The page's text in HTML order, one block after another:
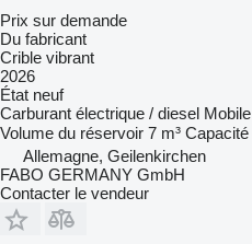
Prix sur demande
Du fabricant
Crible vibrant
2026
État neuf
Carburant électrique / diesel Mobile
Volume du réservoir 7 m³ Capacité
Allemagne, Geilenkirchen
FABO GERMANY GmbH
Contacter le vendeur